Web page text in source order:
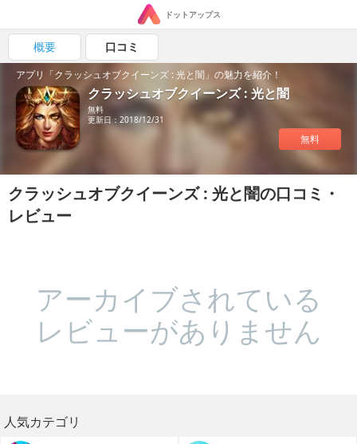
ドットアップス
概要 口コミ
アプリ「クラッシュオブクイーンズ : 光と闇」の魅力を紹介！
クラッシュオブクイーンズ : 光と闇
無料
更新日：2018/12/31
無料
クラッシュオブクイーンズ : 光と闇の口コミ・
レビュー
アーカイブされている
レビューがありません
人気カテゴリ